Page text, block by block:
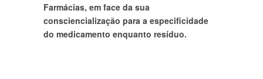
Farmácias, em face da sua
consciencialização para a especificidade
do medicamento enquanto resíduo.